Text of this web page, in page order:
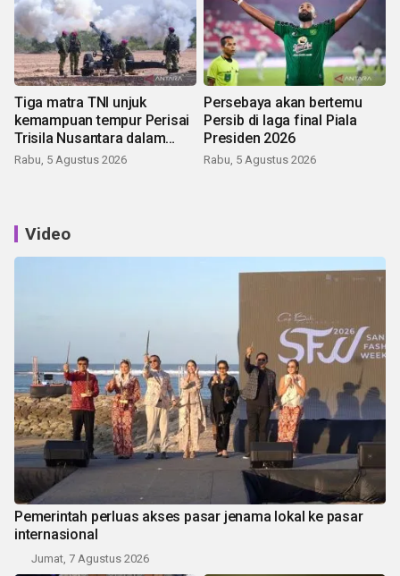
Tiga matra TNI unjuk
kemampuan tempur Perisai
Trisila Nusantara dalam
latihan di Kepri
Rabu, 5 Agustus 2026
Persebaya akan bertemu
Persib di laga final Piala
Presiden 2026
Rabu, 5 Agustus 2026
Video
Pemerintah perluas akses pasar jenama lokal ke pasar
internasional
Jumat, 7 Agustus 2026